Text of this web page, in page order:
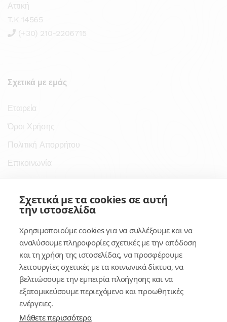
Αττική
T.K 14565
(+30) 210-2206715
Σχετικά με εμάς
Εταιρεία
Όροι Χρήσης
Πολιτική Απορρήτου
Επικοινωνία
Σύνδεσμοι
Κέντρο Γνώσης
Πλατφόρμα
Εγγραφή
Για δημοσίους υπαλλήλους
Σχετικά με τα cookies σε αυτή
την ιστοσελίδα
Χρησιμοποιούμε cookies για να συλλέξουμε και να
αναλύσουμε πληροφορίες σχετικές με την απόδοση
και τη χρήση της ιστοσελίδας, να προσφέρουμε
λειτουργίες σχετικές με τα κοινωνικά δίκτυα, να
βελτιώσουμε την εμπειρία πλοήγησης και να
εξατομικεύσουμε περιεχόμενο και προωθητικές
ενέργειες.
Μάθετε περισσότερα